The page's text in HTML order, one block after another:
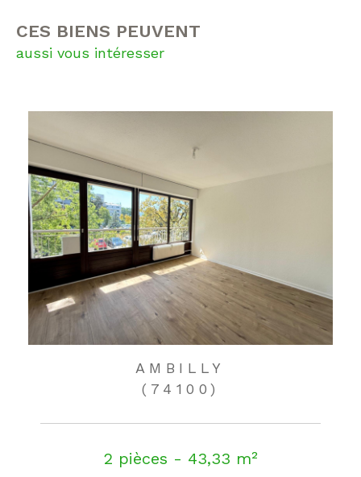
CES BIENS PEUVENT
aussi vous intéresser
AMBILLY
(74100)
2 pièces - 43,33 m²